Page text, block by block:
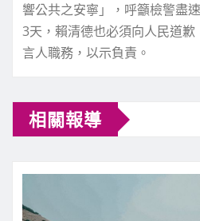
響公共之安寧」，呼籲檢警盡
3天，賴清德也必須向人民道
言人職務，以示負責。
相關報導